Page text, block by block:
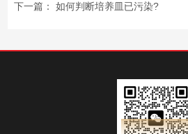
下一篇： 如何判断培养皿已污染?